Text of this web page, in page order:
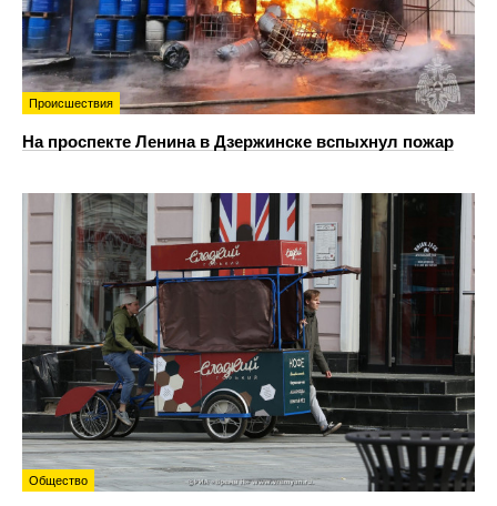
Происшествия
На проспекте Ленина в Дзержинске вспыхнул пожар
Общество